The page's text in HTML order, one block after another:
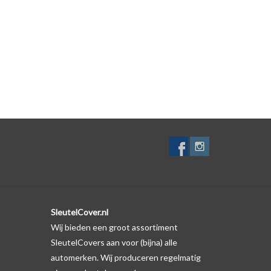
SleutelCover.nl
Wij bieden een groot assortiment
SleutelCovers aan voor (bijna) alle
automerken. Wij produceren regelmatig